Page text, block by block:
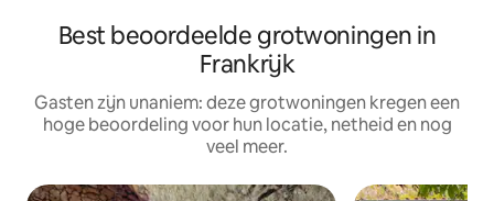
Best beoordeelde grotwoningen in
Frankrijk
Gasten zijn unaniem: deze grotwoningen kregen een
hoge beoordeling voor hun locatie, netheid en nog
veel meer.